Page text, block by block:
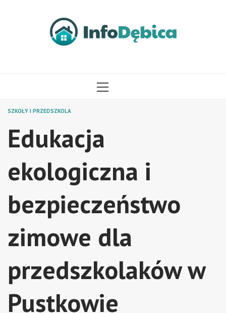
MENU
SZKOŁY I PRZEDSZKOLA
Edukacja
ekologiczna i
bezpieczeństwo
zimowe dla
przedszkolaków w
Pustkowie